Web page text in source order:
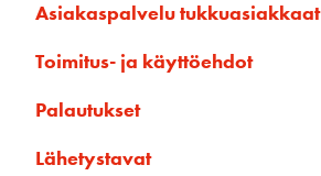
Asiakaspalvelu tukkuasiakkaat
Toimitus- ja käyttöehdot
Palautukset
Lähetystavat